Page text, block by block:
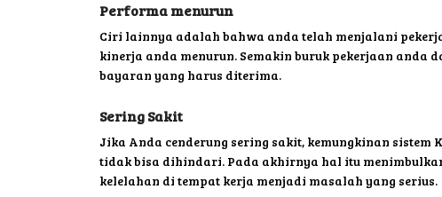
Performa menurun
Ciri lainnya adalah bahwa anda telah menjalani
kinerja anda menurun. Semakin buruk pekerjaan anda
bayaran yang harus diterima.
Sering Sakit
Jika Anda cenderung sering sakit, kemungkinan sistem
tidak bisa dihindari. Pada akhirnya hal itu
kelelahan di tempat kerja menjadi masalah yang serius.